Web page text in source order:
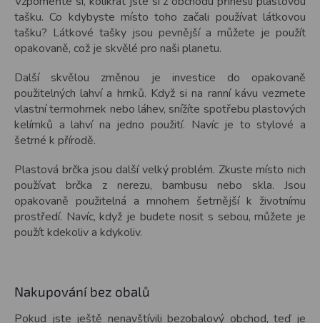
tašku. Co kdybyste místo toho začali používat látkovou
tašku? Látkové tašky jsou pevnější a můžete je použít
opakovaně, což je skvělé pro naši planetu.
Další skvělou změnou je investice do opakovaně
použitelných lahví a hrnků. Když si na ranní kávu vezmete
vlastní termohrnek nebo láhev, snížíte spotřebu plastových
kelímků a lahví na jedno použití. Navíc je to stylové a
šetrné k přírodě.
Plastová brčka jsou další velký problém. Zkuste místo nich
používat brčka z nerezu, bambusu nebo skla. Jsou
opakovaně použitelná a mnohem šetrnější k životnímu
prostředí. Navíc, když je budete nosit s sebou, můžete je
použít kdekoliv a kdykoliv.
Nakupování bez obalů
Pokud jste ještě nenavštívili bezobalový obchod, teď je